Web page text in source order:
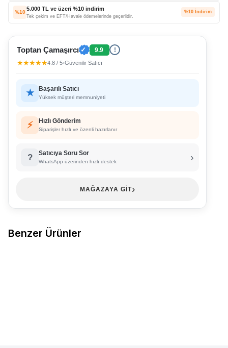
%10
5.000 TL ve üzeri %10 indirim
Tek çekim ve EFT/Havale ödemelerinde geçerlidir.
%10 İndirim
Toptan Çamaşırcı ✓ 9.9 !
★★★★★4.8 / 5•Güvenilir Satıcı
★ Başarılı Satıcı
Yüksek müşteri memnuniyeti
⚡ Hızlı Gönderim
Siparişler hızlı ve özenli hazırlanır
? Satıcıya Soru Sor
WhatsApp üzerinden hızlı destek ›
MAĞAZAYA GİT›
Benzer Ürünler